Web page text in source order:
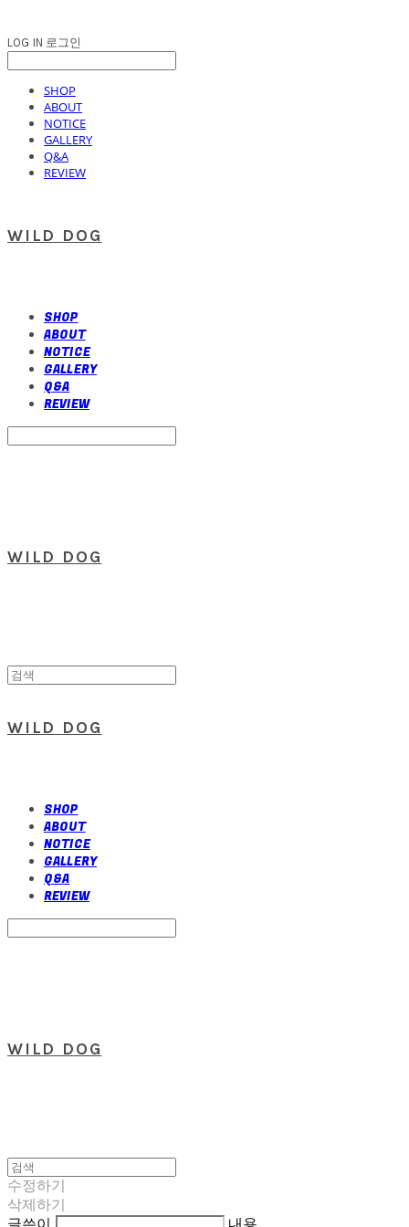
LOG IN 로그인
SHOP
ABOUT
NOTICE
GALLERY
Q&A
REVIEW
WILD DOG
SHOP
ABOUT
NOTICE
GALLERY
Q&A
REVIEW
WILD DOG
WILD DOG
SHOP
ABOUT
NOTICE
GALLERY
Q&A
REVIEW
WILD DOG
수정하기
삭제하기